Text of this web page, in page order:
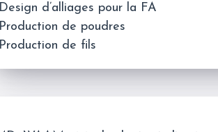
Design d’alliages pour la FA
Production de poudres
Production de fils